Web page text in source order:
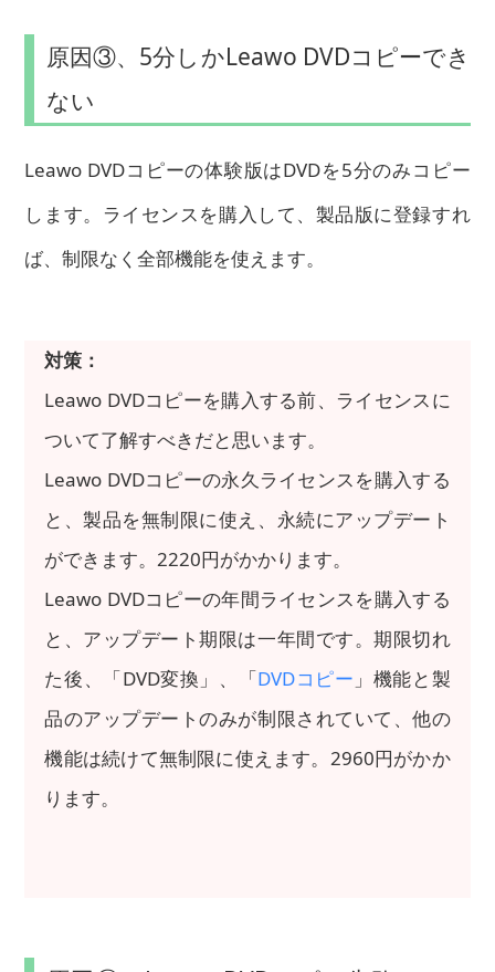
原因③、5分しかLeawo DVDコピーでき
ない
Leawo DVDコピーの体験版はDVDを5分のみコピー
します。ライセンスを購入して、製品版に登録すれ
ば、制限なく全部機能を使えます。
対策：
Leawo DVDコピーを購入する前、ライセンスに
ついて了解すべきだと思います。
Leawo DVDコピーの永久ライセンスを購入する
と、製品を無制限に使え、永続にアップデート
ができます。2220円がかかります。
Leawo DVDコピーの年間ライセンスを購入する
と、アップデート期限は一年間です。期限切れ
た後、「DVD変換」、「DVDコピー 」機能と製
品のアップデートのみが制限されていて、他の
機能は続けて無制限に使えます。2960円がかか
ります。